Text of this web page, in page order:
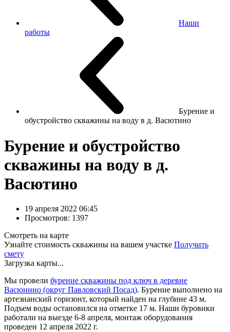
Наши
работы
Бурение и
обустройство скважины на воду в д. Васютино
Бурение и обустройство
скважины на воду в д.
Васютино
19 апреля 2022 06:45
Просмотров: 1397
Смотреть на карте
Узнайте стоимость скважины на вашем участке Получить
смету
Загрузка карты...
Мы провели бурение скважины под ключ в деревне
Васюнино (округ Павловский Посад). Бурение выполнено на
артезианский горизонт, который найден на глубине 43 м.
Подъем воды остановился на отметке 17 м. Наши буровики
работали на выезде 6-8 апреля, монтаж оборудования
проведен 12 апреля 2022 г.